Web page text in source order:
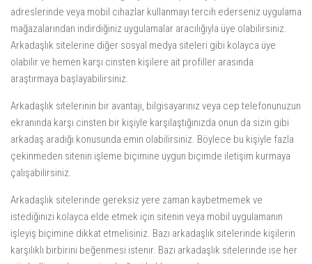
adreslerinde veya mobil cihazlar kullanmayı tercih ederseniz uygulama
mağazalarından indirdiğiniz uygulamalar aracılığıyla üye olabilirsiniz.
Arkadaşlık sitelerine diğer sosyal medya siteleri gibi kolayca üye
olabilir ve hemen karşı cinsten kişilere ait profiller arasında
araştırmaya başlayabilirsiniz.
Arkadaşlık sitelerinin bir avantajı, bilgisayarınız veya cep telefonunuzun
ekranında karşı cinsten bir kişiyle karşılaştığınızda onun da sizin gibi
arkadaş aradığı konusunda emin olabilirsiniz. Böylece bu kişiyle fazla
çekinmeden sitenin işleme biçimine uygun biçimde iletişim kurmaya
çalışabilirsiniz.
Arkadaşlık sitelerinde gereksiz yere zaman kaybetmemek ve
istediğinizi kolayca elde etmek için sitenin veya mobil uygulamanın
işleyiş biçimine dikkat etmelisiniz. Bazı arkadaşlık sitelerinde kişilerin
karşılıklı birbirini beğenmesi istenir. Bazı arkadaşlık sitelerinde ise her